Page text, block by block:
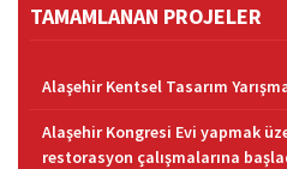
TAMAMLANAN PROJELER
Alaşehir Kentsel Tasarım
Alaşehir Kongresi Evi yapmak
restorasyon çalışmalarına